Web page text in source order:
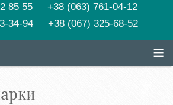
85 55 +38 (063) 761-04-12
34-94 +38 (067) 325-68-52
≡